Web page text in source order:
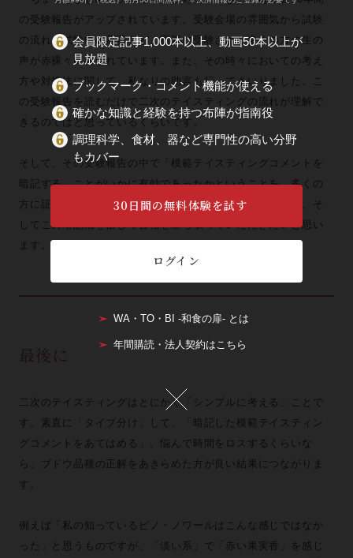
の受験報告がアップされています。受験会場の雰囲気から試験
の流れ、試験中の葛藤など、実際に受験された多くの方の生の
声が赤裸々に書かれています。また、その時々においての考え
方や対処法に関して、私なりの助言も行ってまいりました。こ
の受験報告を読むだけで二次のテイスティングの流れが理解で
きるのではと思っているくらいです。
そして、その受験報告の中で「模範テイスティングコメントを
暗記する」ことがいかに有効であったかということを、多くの
方に証言していただいております。ぜひ、お読みいただき、そ
してこの暗記法を信じて合格を勝ち取っていただきたいと思い
ます。
最後に
二次のテイスティングはとにかく「シンプルに考える」ことで
す。素直に「タイプ分け」して、「暗記した模範テイスティン
グコメントをあてはめる」。悩んで時間をロスするくらいな
ら、ブドウ品種の正解をあきらめた方が良い結果につながりま
す。
例えば「私の知っているピノ・ノワールはこんな感じではなか
った」と思うものですが、「淡い系」で「赤い果実香」を感じ
会員限定記事1,000本以上、動画50本以上が
見放題
ブックマーク・コメント機能が使える
確かな知識と経験を持つ布陣が指南役
調理科学、食材、器など専門性の高い分野
もカバー
30日間の無料体験を試す
ログイン
WA・TO・BI -和食の扉- とは
年間購読・法人契約はこちら